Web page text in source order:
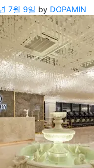
7월 9일 by DOPAMIN